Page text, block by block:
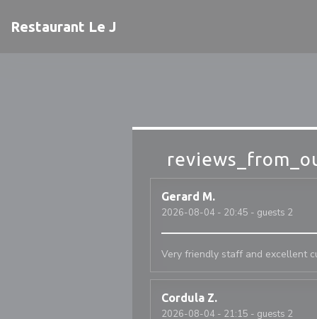
Restaurant Le J
Gerard M
2026-08-04 - 20:45 - guests 2
Very friendly staff and excellent
Cordula Z
2026-08-04 - 21:15 - guests 2